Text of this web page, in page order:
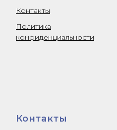
Контакты
Политика
конфиденциальности
Контакты